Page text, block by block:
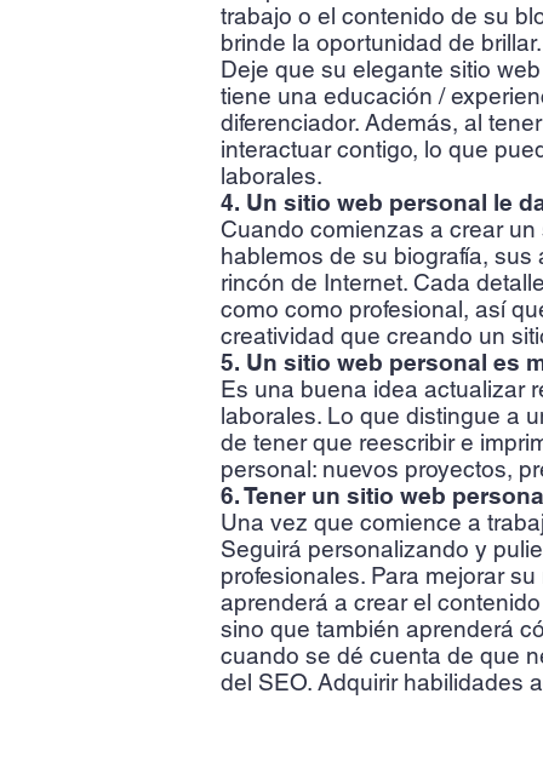
trabajo o el contenido de su
brinde la oportunidad de brillar.
Deje que su elegante sitio
tiene una educación /
diferenciador. Además, al
interactuar contigo, lo que
laborales.
4. Un sitio web personal le
Cuando comienzas a crear
hablemos de su biografía,
rincón de Internet. Cada
como como profesional, así
creatividad que creando un
5. Un sitio web personal es
Es una buena idea actualizar
laborales. Lo que distingue a
de tener que reescribir e
personal: nuevos proyectos,
6. Tener un sitio web
Una vez que comience a
Seguirá personalizando y
profesionales. Para mejorar
aprenderá a crear el
sino que también aprenderá
cuando se dé cuenta de que
del SEO. Adquirir habilidades